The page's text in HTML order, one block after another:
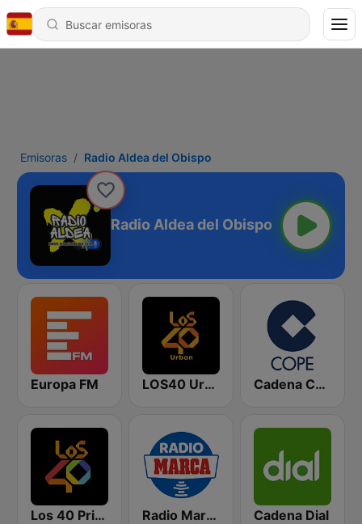
Emisoras Radio Aldea del Obispo
Radio Aldea del Obispo
Europa FM LOS40 Urban Cadena COPE
Los 40 Principales Radio Marca Nacional Cadena Dial